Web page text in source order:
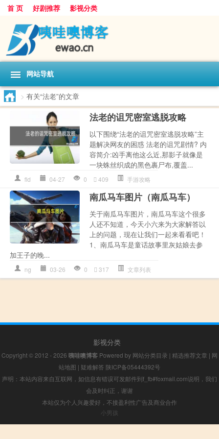
首 页 好剧推荐 影视分类
网站导航
> 有关“法老”的文章
法老的诅咒密室逃脱攻略
以下围绕“法老的诅咒密室逃脱攻略”主
题解决网友的困惑 法老的诅咒剧情? 内
容简介:凶手离他这么近,那影子就像是
一块蛛丝织成的黑色裹尸布,覆盖...
fld 04-27 0 409 手游攻略
南瓜马车图片（南瓜马车）
关于南瓜马车图片，南瓜马车这个很多
人还不知道，今天小六来为大家解答以
上的问题，现在让我们一起来看看吧！
1、南瓜马车是童话故事里灰姑娘去参
加王子的晚...
ng 03-26 0 317 文章列表
影视分类
Copyright © 2012 - 2026 咦哇噢博客 Powered by 网站分类目录 | 精选推荐文章 | 网
站地图 | 疑难解答 陕ICP备05444392号
声明：本站内容来自互联网，如信息有错误可发邮件到f_fb#foxmail.com说明，我们
会及时纠正，谢谢
本站仅为个人兴趣爱好，不接盈利性广告及商业合作
小男孩